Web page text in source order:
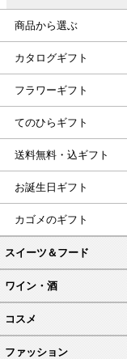
商品から選ぶ
カタログギフト
フラワーギフト
てのひらギフト
送料無料・込ギフト
お誕生日ギフト
カゴメのギフト
スイーツ＆フード
ワイン・酒
コスメ
ファッション